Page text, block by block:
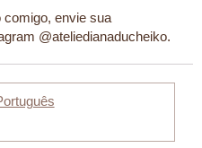
comigo, envie sua
@ateliedianaducheiko.